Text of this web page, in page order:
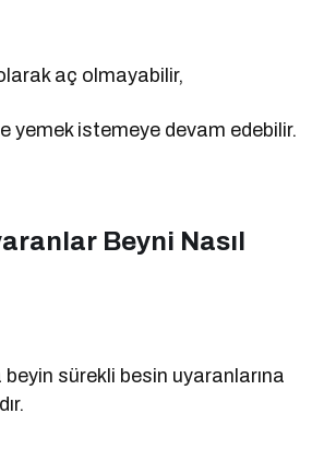
aç olmayabilir,
yemek istemeye devam edebilir.
Beyni Nasıl
sürekli besin uyaranlarına